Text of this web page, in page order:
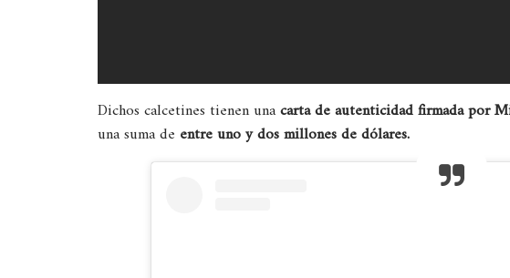
Dichos calcetines tienen unacarta de autenticidad firmada por
una suma de entre uno y dos millones de dólares.